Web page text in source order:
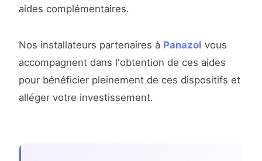
aides complémentaires.
Nos installateurs partenaires à Panazol vous
accompagnent dans l'obtention de ces aides
pour bénéficier pleinement de ces dispositifs et
alléger votre investissement.